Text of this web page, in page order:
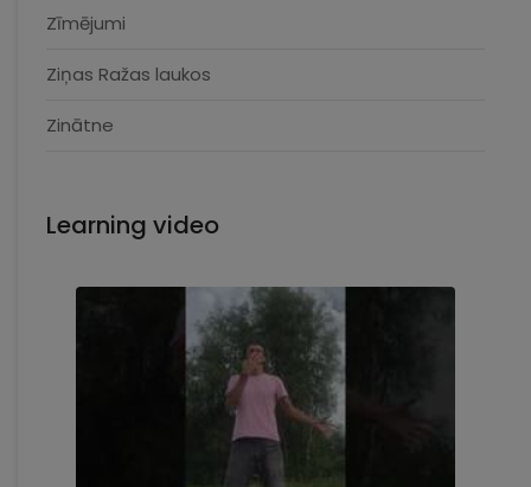
Zīmējumi
Ziņas Ražas laukos
Zinātne
Learning video